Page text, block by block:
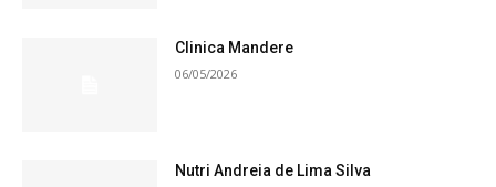
Clinica Mandere
06/05/2026
Nutri Andreia de Lima Silva